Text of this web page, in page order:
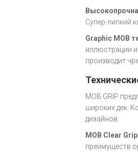
Супер-липкий
Graphic MOB
иллюстрации
производит
MOB GRIP
широких дек.
дизайнов:
MOB Clear Grip
преимуществ